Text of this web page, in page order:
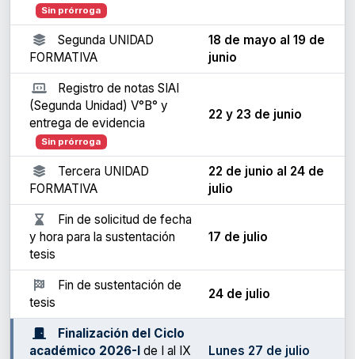
Sin prórroga
Segunda UNIDAD
FORMATIVA
18 de mayo al 19 de
junio
Registro de notas SIAI
(Segunda Unidad) V°B° y
entrega de evidencia
Sin prórroga
22 y 23 de junio
Tercera UNIDAD
FORMATIVA
22 de junio al 24 de
julio
Fin de solicitud de fecha
y hora para la sustentación
tesis
17 de julio
Fin de sustentación de
tesis
24 de julio
Finalización del Ciclo
académico 2026-I de I al IX
Lunes 27 de julio